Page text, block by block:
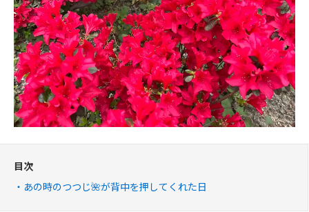
目次
あの時のつつじ🌺が背中を押してくれた日